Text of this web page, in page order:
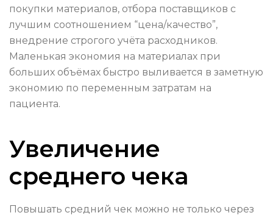
покупки материалов, отбора поставщиков с
лучшим соотношением “цена/качество”,
внедрение строгого учёта расходников.
Маленькая экономия на материалах при
больших объёмах быстро выливается в заметную
экономию по переменным затратам на
пациента.
Увеличение
среднего чека
Повышать средний чек можно не только через